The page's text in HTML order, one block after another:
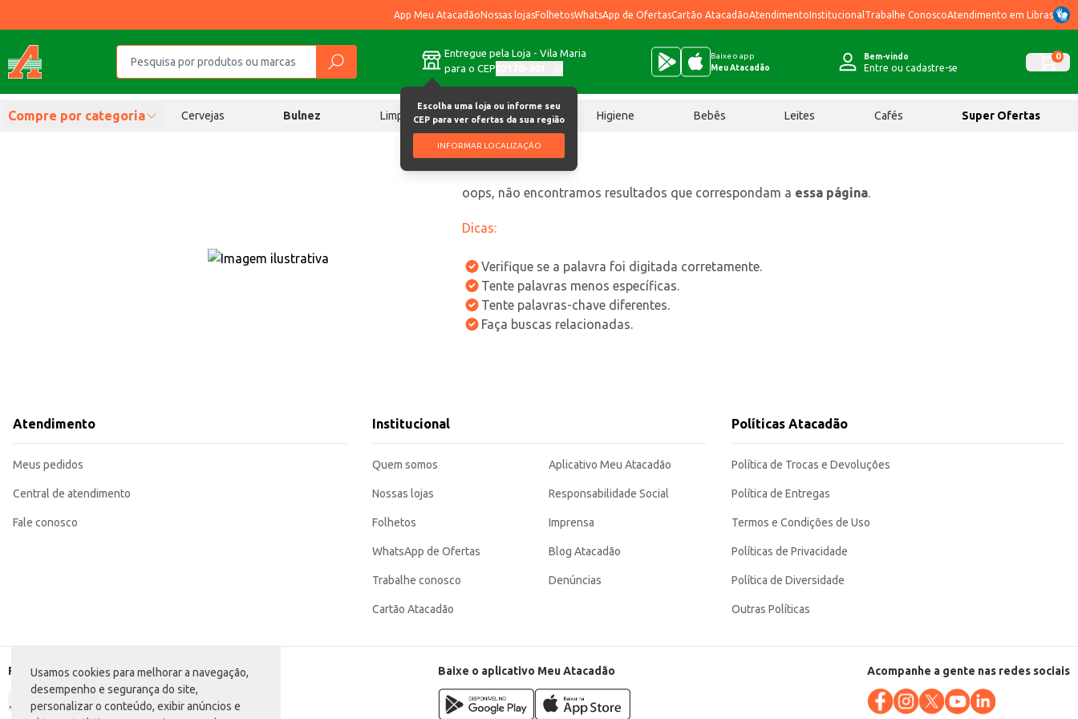
Usamos cookies para melhorar a navegação,
desempenho e segurança do site,
personalizar o conteúdo, exibir anúncios e
App Meu AtacadãoNossas lojasFolhetosWhatsApp de OfertasCartão AtacadãoAtendimentoInstitucional Trabalhe ConoscoAtendimento em Libras
Entregue pela Loja - Vila Maria
para o CEP
Escolha uma loja ou informe seu
CEP para ver ofertas da sua região
INFORMAR LOCALIZAÇÃO
Baixe o app
Meu Atacadão
Bem-vindo
Entre ou cadastre-se
0
Compre por categoria Cervejas Bulnez Limpeza Chocolates Higiene Bebês Leites Cafés Super Ofertas
oops, não encontramos resultados que correspondam a essa página.
Dicas:
Verifique se a palavra foi digitada corretamente.
Tente palavras menos específicas.
Tente palavras-chave diferentes.
Faça buscas relacionadas.
Atendimento
Meus pedidos
Central de atendimento
Fale conosco
Institucional
Quem somos
Nossas lojas
Folhetos
WhatsApp de Ofertas
Trabalhe conosco
Cartão Atacadão
Aplicativo Meu Atacadão
Responsabilidade Social
Imprensa
Blog Atacadão
Denúncias
Políticas Atacadão
Política de Trocas e Devoluções
Política de Entregas
Termos e Condições de Uso
Políticas de Privacidade
Política de Diversidade
Outras Políticas
Formas de pagamento Baixe o aplicativo Meu Atacadão Acompanhe a gente nas redes sociais